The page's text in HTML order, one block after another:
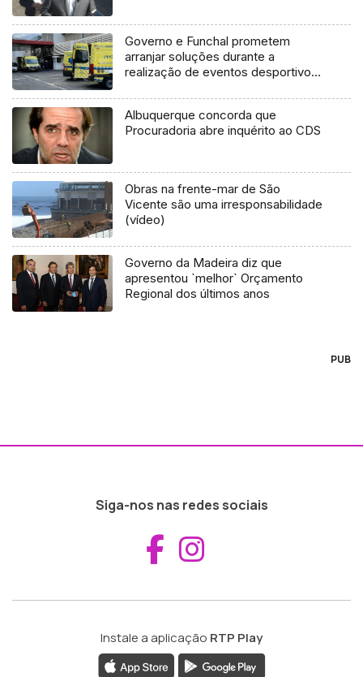
Governo e Funchal prometem
arranjar soluções durante a
realização de eventos desportivos
Albuquerque concorda que
Procuradoria abre inquérito ao CDS
Obras na frente-mar de São
Vicente são uma irresponsabilidade
(vídeo)
Governo da Madeira diz que
apresentou `melhor` Orçamento
Regional dos últimos anos
PUB
Siga-nos nas redes sociais
Aceder ao
Instale a aplicação RTP Play